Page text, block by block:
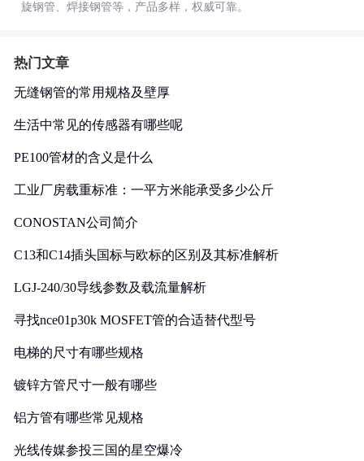
旋钢管、焊接钢管等，产品多样，权威可靠。
热门文章
无缝钢管的常用规格及壁厚
生活中常见的传感器有哪些呢
PE100管材的含义是什么
工业厂房载重标准：一平方米能承受多少公斤
CONOSTAN公司简介
C13和C14插头国标与欧标的区别及其标准解析
LGJ-240/30导线参数及载流量解析
寻找nce01p30k MOSFET管的合适替代型号
电梯的尺寸有哪些规格
镀锌方管尺寸一般有哪些
铝方管有哪些常见规格
光线传媒参投三国的星空爆冷